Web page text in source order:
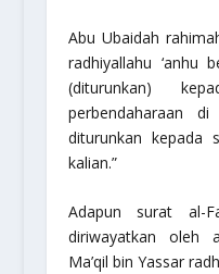
Abu Ubaidah
radhiyallahu ‘anhu
(diturunkan)
perbendaharaan
diturunkan kepada
kalian.”
Adapun surat al-
diriwayatkan oleh
Ma’qil bin Yassar